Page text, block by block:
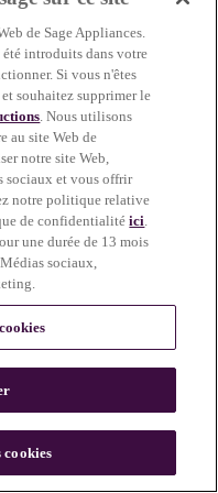
de Sage Appliances.
introduits dans votre
Si vous n'êtes
souhaitez supprimer le
. Nous utilisons
au site Web de
notre site Web,
sociaux et vous offrir
notre politique relative
de confidentialitéici.
une durée de 13 mois
sociaux,
cookies